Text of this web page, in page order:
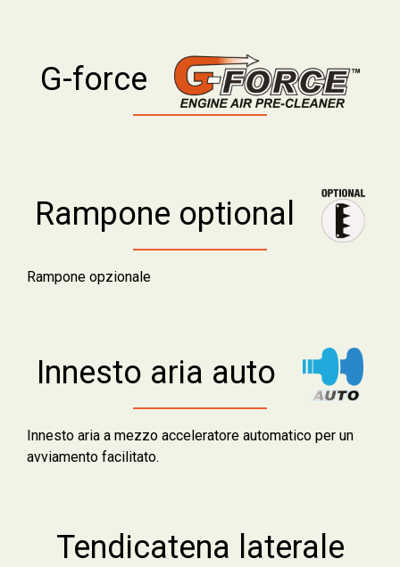
G-force
Rampone optional
Rampone opzionale
Innesto aria auto
Innesto aria a mezzo acceleratore automatico per un
avviamento facilitato.
Tendicatena laterale